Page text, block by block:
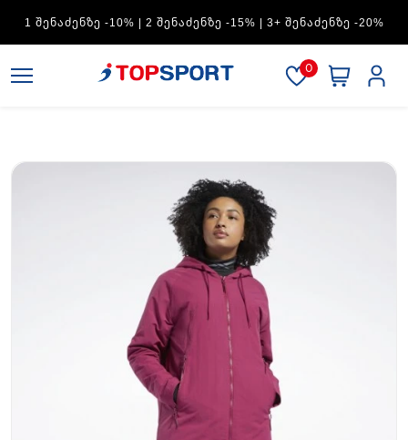
ᲨᲔᲜᲐᲫᲔᲜᲖᲔ -30%
0